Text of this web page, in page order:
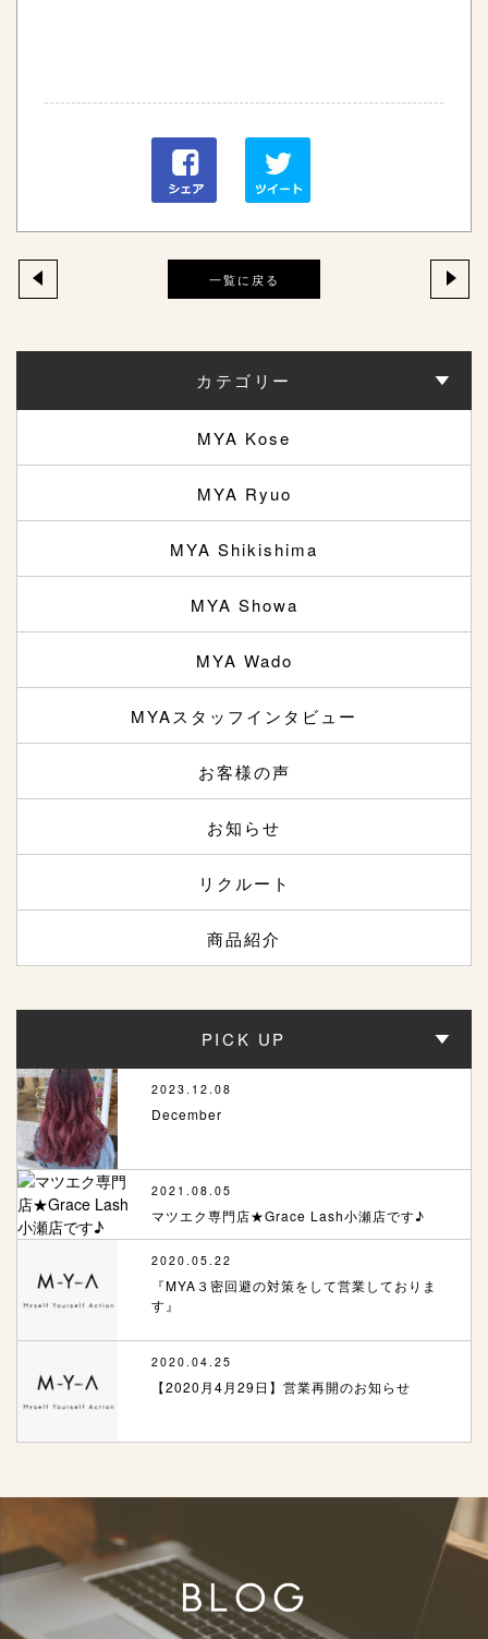
一覧に戻る
カテゴリー
MYA Kose
MYA Ryuo
MYA Shikishima
MYA Showa
MYA Wado
MYAスタッフインタビュー
お客様の声
お知らせ
リクルート
商品紹介
PICK UP
2023.12.08
December
2021.08.05
マツエク専門店★Grace Lash小瀬店です♪
2020.05.22
『MYA３密回避の対策をして営業しておりま
す』
2020.04.25
【2020月4月29日】営業再開のお知らせ